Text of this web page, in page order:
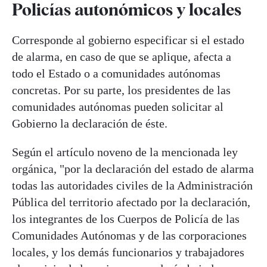
Policías autonómicos y locales
Corresponde al gobierno especificar si el estado
de alarma, en caso de que se aplique, afecta a
todo el Estado o a comunidades autónomas
concretas. Por su parte, los presidentes de las
comunidades autónomas pueden solicitar al
Gobierno la declaración de éste.
Según el artículo noveno de la mencionada ley
orgánica, "por la declaración del estado de alarma
todas las autoridades civiles de la Administración
Pública del territorio afectado por la declaración,
los integrantes de los Cuerpos de Policía de las
Comunidades Autónomas y de las corporaciones
locales, y los demás funcionarios y trabajadores